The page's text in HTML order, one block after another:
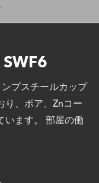
プスチールカップ
り、ボア、Znコー
います。 部屋の働